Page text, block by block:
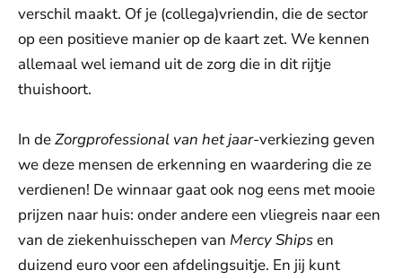
verschil maakt. Of je (collega)vriendin, die de sector
op een positieve manier op de kaart zet. We kennen
allemaal wel iemand uit de zorg die in dit rijtje
thuishoort.
In deZorgprofessional van het jaar-verkiezing geven
we deze mensen de erkenning en waardering die ze
verdienen! De winnaar gaat ook nog eens met mooie
prijzen naar huis: onder andere een vliegreis naar een
van de ziekenhuisschepen van Mercy Shipsen
duizend euro voor een afdelingsuitje. En jij kunt